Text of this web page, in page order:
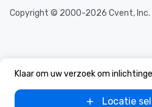
Klaar om uw verzoek om
Locatie
Copyright © 2000-2026 Cvent, Inc.